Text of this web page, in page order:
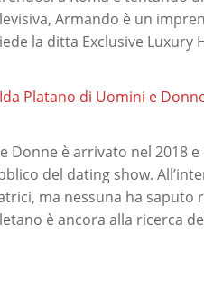
Armando è un
la ditta Exclusive Luxury
Platano di Uomini e
Donne è arrivato nel
del dating show.
ma nessuna ha saputo
è ancora alla ricerca